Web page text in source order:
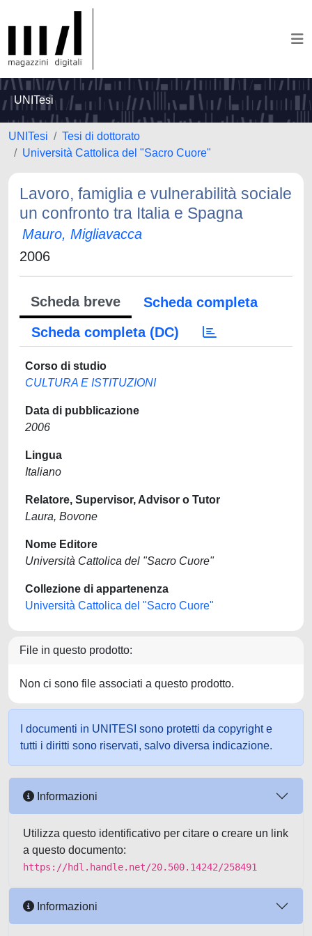
UNITesi
UNITesi
Tesi di dottorato
Università Cattolica del "Sacro Cuore"
Lavoro, famiglia e vulnerabilità sociale
un confronto tra Italia e Spagna
Mauro, Migliavacca
2006
Scheda breve
Scheda completa
Scheda completa (DC)
Corso di studio
CULTURA E ISTITUZIONI
Data di pubblicazione
2006
Lingua
Italiano
Relatore, Supervisor, Advisor o Tutor
Laura, Bovone
Nome Editore
Università Cattolica del "Sacro Cuore"
Collezione di appartenenza
Università Cattolica del "Sacro Cuore"
File in questo prodotto:
Non ci sono file associati a questo prodotto.
I documenti in UNITESI sono protetti da copyright e
tutti i diritti sono riservati, salvo diversa indicazione.
Informazioni
Utilizza questo identificativo per citare o creare un link
a questo documento:
https://hdl.handle.net/20.500.14242/258491
Informazioni